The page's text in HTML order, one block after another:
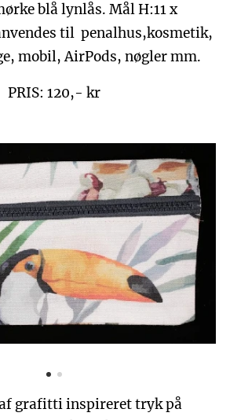
blå lynlås. Mål H:11 x
til penalhus,kosmetik,
mobil, AirPods, nøgler mm.
PRIS: 120,- kr
grafitti inspireret tryk på